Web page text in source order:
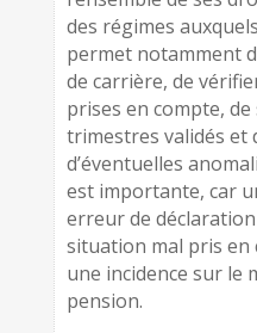
des régimes
permet notamment
de carrière, de
prises en compte,
trimestres validés et
d’éventuelles
est importante, car
erreur de
situation mal pris en
une incidence sur le
pension.